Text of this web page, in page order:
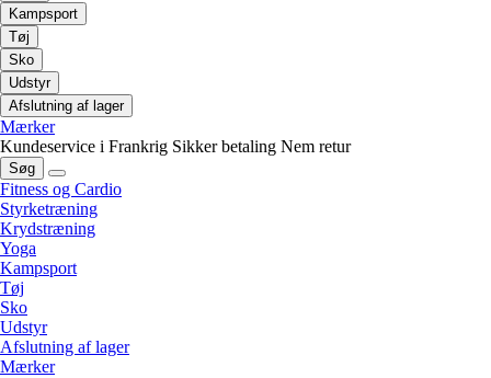
Kampsport
Tøj
Sko
Udstyr
Afslutning af lager
Mærker
Kundeservice i Frankrig Sikker betaling Nem retur
Søg
Fitness og Cardio
Styrketræning
Krydstræning
Yoga
Kampsport
Tøj
Sko
Udstyr
Afslutning af lager
Mærker